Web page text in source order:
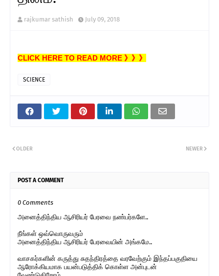
rajkumar sathish July 09, 2018
CLICK HERE TO READ MORE 》》》
SCIENCE
NEWER
OLDER
POST A COMMENT
0 Comments
அனைத்திந்திய ஆசிரியர் பேரவை நண்பர்களே..
நீங்கள் ஒவ்வொருவரும்
அனைத்திந்திய ஆசிரியர் பேரவையின் அங்கமே..
வாசகர்களின் கருத்து சுதந்திரத்தை வரவேற்கும் இந்தப்பகுதியை
ஆரோக்கியமாக பயன்படுத்திக் கொள்ள அன்புடன்